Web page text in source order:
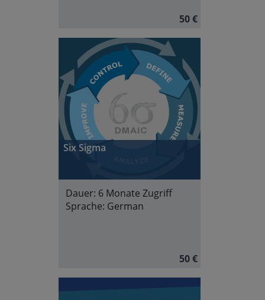
50 €
Six Sigma
Dauer: 6 Monate Zugriff
Sprache: German
50 €